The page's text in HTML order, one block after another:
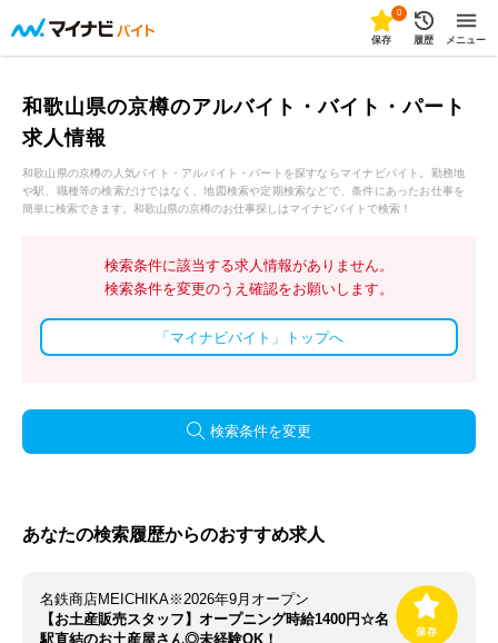
0
保存 履歴 メニュー
和歌山県の京樽のアルバイト・バイト・パート
求人情報
和歌山県の京樽の人気バイト・アルバイト・パートを探すならマイナビバイト。勤務地
や駅、職種等の検索だけではなく、地図検索や定期検索などで、条件にあったお仕事を
簡単に検索できます。和歌山県の京樽のお仕事探しはマイナビバイトで検索！
検索条件に該当する求人情報がありません。
検索条件を変更のうえ確認をお願いします。
「マイナビバイト」トップへ
検索条件を変更
あなたの検索履歴からのおすすめ求人
名鉄商店MEICHIKA※2026年9月オープン
【お土産販売スタッフ】オープニング時給1400円☆名
駅直結のお土産屋さん◎未経験OK！